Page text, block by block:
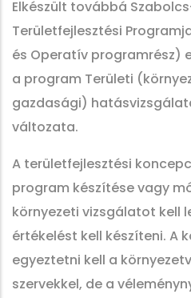
Elkészült továbbá
Területfejlesztési
és Operatív programrész)
a program Területi
gazdasági)
változata.
A területfejlesztési
program készítése vagy
környezeti vizsgálatot kell
értékelést kell készíteni. A
egyeztetni kell a
szervekkel, de a